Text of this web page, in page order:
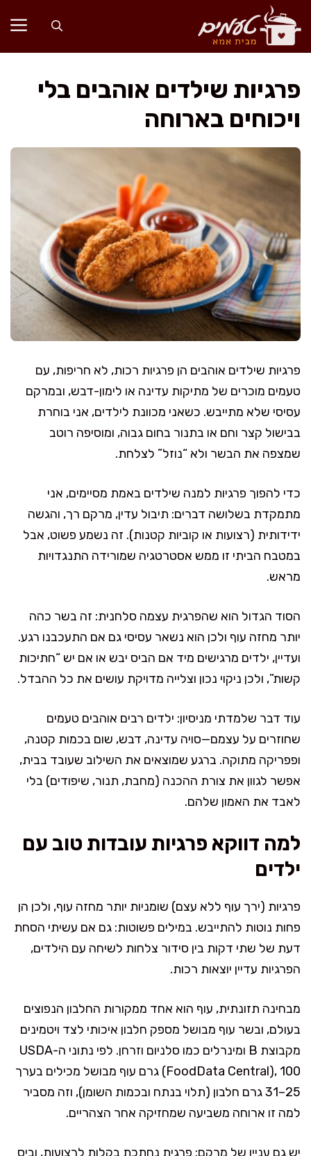
לדלג
לתוכן
פרגיות שילדים אוהבים בלי
ויכוחים בארוחה
פרגיות שילדים אוהבים הן פרגיות רכות, לא חריפות, עם
טעמים מוכרים של מתיקות עדינה או לימון-דבש, ובמרקם
עסיסי שלא מתייבש. כשאני מכוונת לילדים, אני בוחרת
בבישול קצר וחם או בתנור בחום גבוה, ומוסיפה רוטב
שמצפה את הבשר ולא “נוזל” לצלחת.
כדי להפוך פרגיות למנה שילדים באמת מסיימים, אני
מתמקדת בשלושה דברים: תיבול עדין, מרקם רך, והגשה
ידידותית (רצועות או קוביות קטנות). זה נשמע פשוט, אבל
במטבח הביתי זו ממש אסטרטגיה שמורידה התנגדויות
מראש.
הסוד הגדול הוא שהפרגית עצמה סלחנית: זה בשר כהה
יותר מחזה עוף ולכן הוא נשאר עסיסי גם אם התעכבנו רגע.
ועדיין, ילדים מרגישים מיד אם הביס יבש או אם יש “חתיכות
קשות”, ולכן ניקוי נכון וצלייה מדויקת עושים את כל ההבדל.
עוד דבר שלמדתי מניסיון: ילדים רבים אוהבים טעמים
שחוזרים על עצמם—סויה עדינה, דבש, שום בכמות קטנה,
ופפריקה מתוקה. ברגע שמוצאים את השילוב שעובד בבית,
אפשר לגוון את צורת ההכנה (מחבת, תנור, שיפודים) בלי
לאבד את האמון שלהם.
למה דווקא פרגיות עובדות טוב עם
ילדים
פרגיות (ירך עוף ללא עצם) שומניות יותר מחזה עוף, ולכן הן
פחות נוטות להתייבש. במילים פשוטות: גם אם עשיתי הסחת
דעת של שתי דקות בין סידור צלחות לשיחה עם הילדים,
הפרגיות עדיין יוצאות רכות.
מבחינה תזונתית, עוף הוא אחד ממקורות החלבון הנפוצים
בעולם, ובשר עוף מבושל מספק חלבון איכותי לצד ויטמינים
מקבוצת B ומינרלים כמו סלניום וזרחן. לפי נתוני ה-USDA
(FoodData Central), 100 גרם עוף מבושל מכילים בערך
25–31 גרם חלבון (תלוי בנתח ובכמות השומן), וזה מסביר
למה זו ארוחה משביעה שמחזיקה אחר הצהריים.
יש גם עניין של מרקם: פרגית נחתכת בקלות לרצועות, וביס